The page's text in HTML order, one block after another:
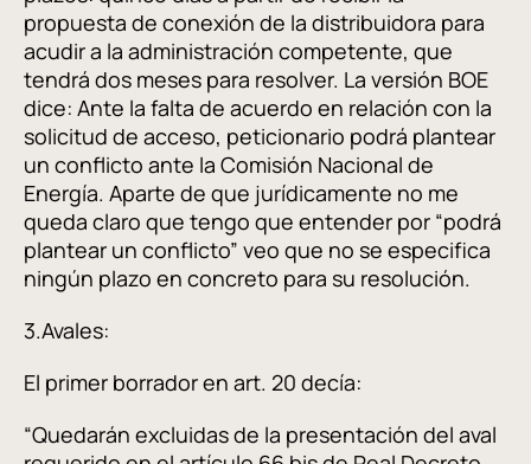
propuesta de conexión de la distribuidora para
acudir a la administración competente, que
tendrá dos meses para resolver. La versión BOE
dice: Ante la falta de acuerdo en relación con la
solicitud de acceso, peticionario podrá plantear
un conflicto ante la Comisión Nacional de
Energía. Aparte de que jurídicamente no me
queda claro que tengo que entender por “podrá
plantear un conflicto” veo que no se especifica
ningún plazo en concreto para su resolución.
3.Avales:
El primer borrador en art. 20 decía:
“Quedarán excluidas de la presentación del aval